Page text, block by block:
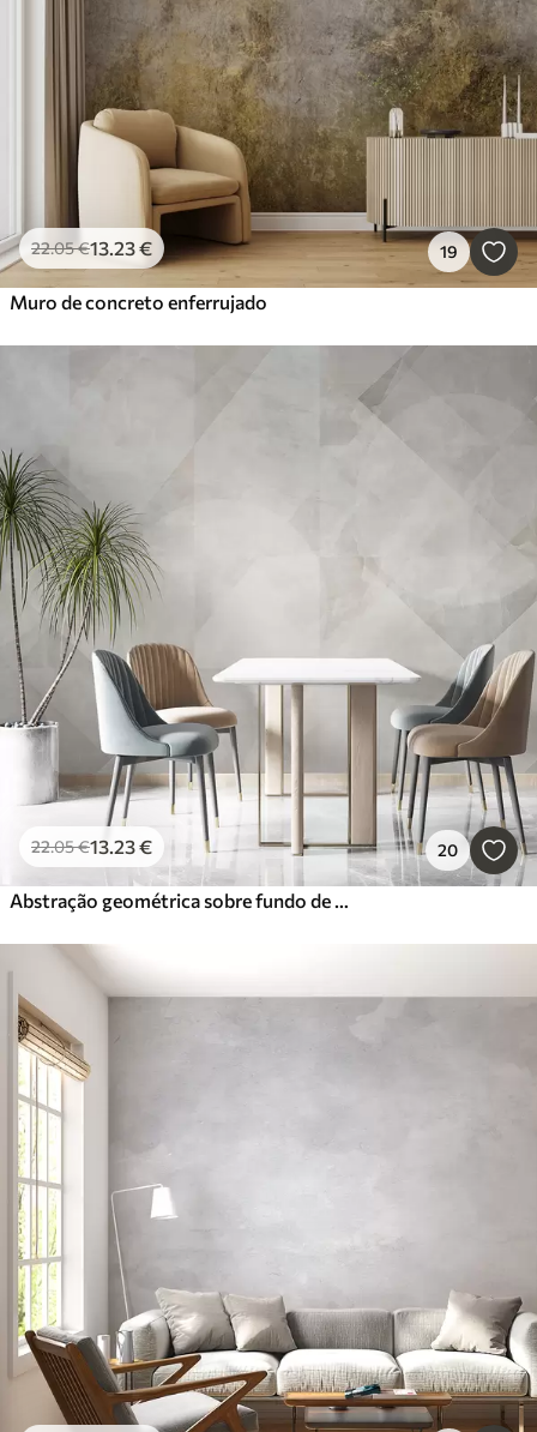
22.05€13.23€ 19
Muro de concreto enferrujado
22.05€13.23€ 20
Abstração geométrica sobre fundo de mármore em tons pastel